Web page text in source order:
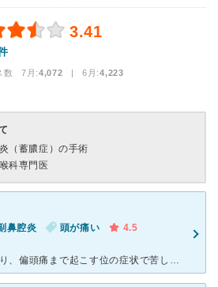
3.41
数 7月:4,072 | 6月:4,223
（蓄膿症）の手術
科専門医
鼻腔炎 頭が痛い
4.5
鼻炎があまりにも酷くなり、偏頭痛まで起こす位の症状で苦しんでいた時、会社の同僚から、確か耳鼻咽喉科の専門で凄く評判がいいらしい、と聞いて、飛び込み状態で訪問しました。 お昼過ぎの受付だったのですが、